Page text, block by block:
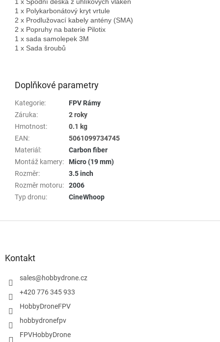
1 х Polykarbonátový kryt vrtule
2 х Prodlužovací kabely antény (SMA)
2 х Popruhy na baterie Pilotix
1 x sada samolepek 3M
1 х Sada šroubů
Doplňkové parametry
Kategorie:
FPV Rámy
Záruka:
2 roky
Hmotnost:
0.1 kg
EAN:
5061099734745
Materiál :
Carbon fiber
Montáž kamery:
Micro (19 mm)
Rozměr:
3.5 inch
Rozměr motoru:
2006
Typ dronu: CineWhoop
Kontakt
sales@hobbydrone.cz
+420 776 345 933
HobbyDroneFPV
hobbydronefpv
FPVHobbyDrone